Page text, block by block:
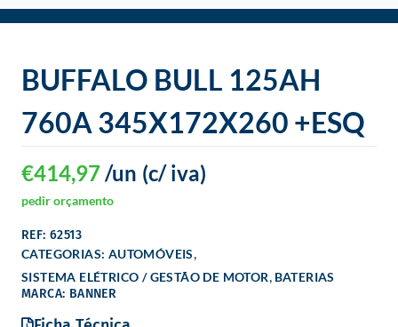
o
BUFFALO BULL 125AH
760A 345X172X260 +ESQ
€414,97 (c/ iva)
/un
pedir orçamento
REF: 62513
CATEGORIAS: AUTOMÓVEIS,
SISTEMA ELÉTRICO / GESTÃO DE MOTOR, BATERIAS
MARCA: BANNER